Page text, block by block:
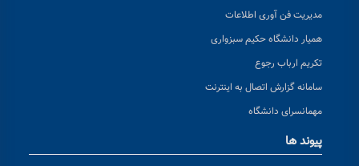
مدیریت فن آوری اطلاعات
همیار دانشگاه حکیم سبزواری
تکریم ارباب رجوع
سامانه گزارش اتصال به اینترنت
مهمانسرای دانشگاه
پیوند ها